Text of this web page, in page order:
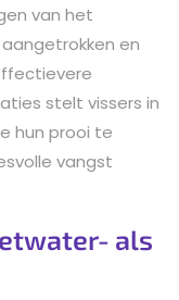
van het
en
stelt vissers in
hun prooi te
vangst
als